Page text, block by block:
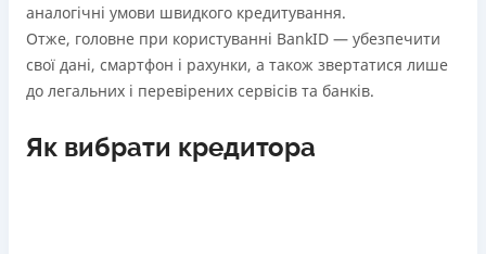
аналогічні умови швидкого кредитування.
Отже, головне при користуванні BankID — убезпечити
свої дані, смартфон і рахунки, а також звертатися лише
до легальних і перевірених сервісів та банків.
Як вибрати кредитора